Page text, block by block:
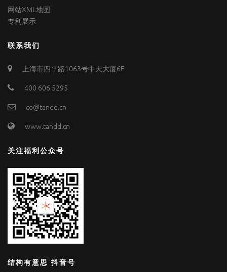
网站XML地图
专利展示
联系我们
上海市四平路1063号中天大厦6F
400 606 5295
co@tandd.cn
www.tandd.cn
关注福利公众号
结构有意思 抖音号